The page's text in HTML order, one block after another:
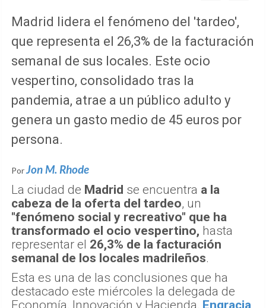
Madrid lidera el fenómeno del 'tardeo',
que representa el 26,3% de la facturación
semanal de sus locales. Este ocio
vespertino, consolidado tras la
pandemia, atrae a un público adulto y
genera un gasto medio de 45 euros por
persona.
PorJon M. Rhode
La ciudad de Madrid se encuentra a la
cabeza de la oferta del tardeo, un
"fenómeno social y recreativo" que ha
transformado el ocio vespertino, hasta
representar el 26,3% de la facturación
semanal de los locales madrileños.
Esta es una de las conclusiones que ha
destacado este miércoles la delegada de
Economía, Innovación y Hacienda, Engracia